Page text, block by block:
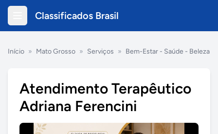
Classificados Brasil
Início » Mato Grosso » Serviços » Bem-Estar - Saúde - Beleza
Atendimento Terapêutico
Adriana Ferencini